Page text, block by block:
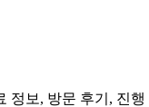
정보, 방문 후기, 진행